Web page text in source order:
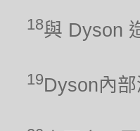
18與 Dyson
19Dyson內部